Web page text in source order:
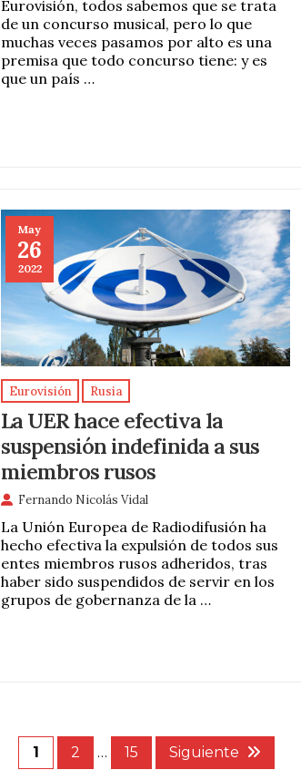
Eurovisión, todos sabemos que se trata
de un concurso musical, pero lo que
muchas veces pasamos por alto es una
premisa que todo concurso tiene: y es
que un país …
May
26
2022
Eurovisión Rusia
La UER hace efectiva la
suspensión indefinida a sus
miembros rusos
Fernando Nicolás Vidal
La Unión Europea de Radiodifusión ha
hecho efectiva la expulsión de todos sus
entes miembros rusos adheridos, tras
haber sido suspendidos de servir en los
grupos de gobernanza de la …
1 2 … 15 Siguiente